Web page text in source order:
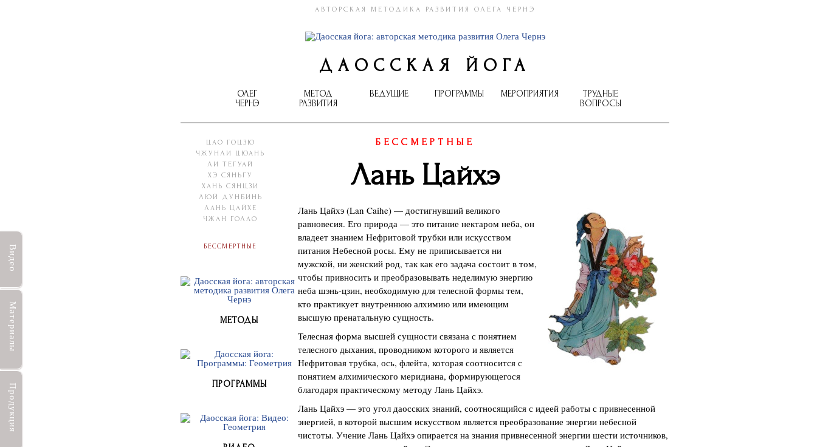
АВТОРСКАЯ МЕТОДИКА РАЗВИТИЯ ОЛЕГА ЧЕРНЭ
ДАОССКАЯ ЙОГА
ОЛЕГ
ЧЕРНЭ
МЕТОД
РАЗВИТИЯ
ВЕДУЩИЕ ПРОГРАММЫ МЕРОПРИЯТИЯ
ТРУДНЫЕ
ВОПРОСЫ
ЦАО ГОЦЗЮ
ЧЖУНЛИ ЦЮАНЬ
ЛИ ТЕГУАЙ
ХЭ СЯНЬГУ
ХАНЬ СЯНЦЗИ
ЛЮЙ ДУНБИНЬ
ЛАНЬ ЦАЙХЕ
ЧЖАН ГОЛАО
Бессмертные
МЕТОДЫ
ПРОГРАММЫ
БЕССМЕРТНЫЕ
Лань Цайхэ
Лань Цайхэ (Lan Caihe) — достигнувший великого
равновесия. Его природа — это питание нектаром неба, он
владеет знанием Нефритовой трубки или искусством
питания Небесной росы. Ему не приписывается ни
мужской, ни женский род, так как его задача состоит в том,
чтобы привносить и преобразовывать неделимую энергию
неба шэнь-цзин, необходимую для телесной формы тем,
кто практикует внутреннюю алхимию или имеющим
высшую пренатальную сущность.
Телесная форма высшей сущности связана с понятием
телесного дыхания, проводником которого и является
Нефритовая трубка, ось, флейта, которая соотносится с
понятием алхимического меридиана, формирующегося
благодаря практическому методу Лань Цайхэ.
Лань Цайхэ — это угол даосских знаний, соотносящийся с идеей работы с привнесенной
энергией, в которой высшим искусством является преобразование энергии небесной
чистоты. Учение Лань Цайхэ опирается на знания привнесенной энергии шести источников,
Видео
Материалы
Продукция